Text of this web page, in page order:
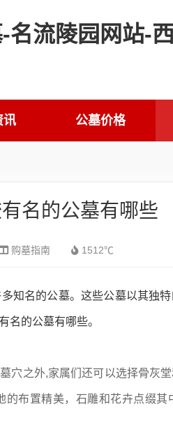
讯 公墓价格
名的公墓有哪些
购墓指南 1512℃
知名的公墓。这些公墓以其独
名的公墓有哪些。
穴之外,家属们还可以选择骨灰
布置精美，石雕和花卉点缀